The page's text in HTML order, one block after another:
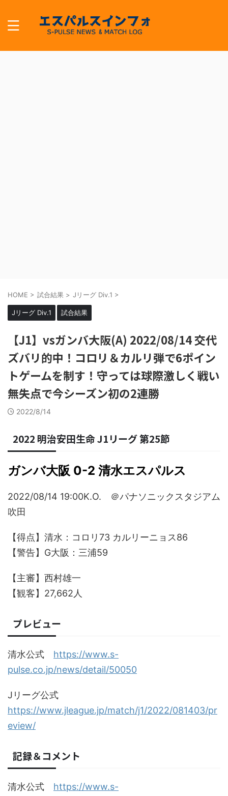
HOME > 試合結果 > Jリーグ Div.1 >
Jリーグ Div.1 試合結果
【J1】vsガンバ大阪(A) 2022/08/14 交代
ズバリ的中！コロリ＆カルリ弾で6ポイン
トゲームを制す！守っては球際激しく戦い
無失点で今シーズン初の2連勝
2022/8/14
2022 明治安田生命 J1リーグ 第25節
ガンバ大阪 0-2 清水エスパルス
2022/08/14 19:00K.O. ＠パナソニックスタジアム
吹田
【得点】清水：コロリ73 カルリーニョス86
【警告】G大阪：三浦59
【主審】西村雄一
【観客】27,662人
プレビュー
清水公式 https://www.s-
pulse.co.jp/news/detail/50050
Jリーグ公式
https://www.jleague.jp/match/j1/2022/081403/pr
eview/
記録＆コメント
清水公式 https://www.s-